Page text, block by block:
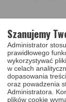
FAQ –
Czy mogę
Jak
należy
Szanujemy
Administrator
prawidłowego
wykorzystywać
w celach
dopasowania
oraz powadzenia
Administratora.
plików cookie